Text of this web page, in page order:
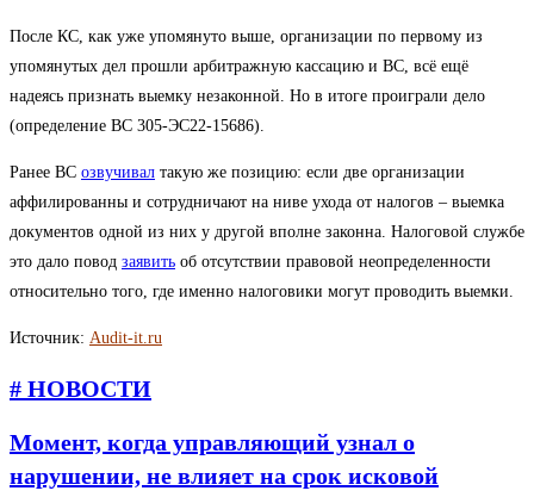
После КС, как уже упомянуто выше, организации по первому из
упомянутых дел прошли арбитражную кассацию и ВС, всё ещё
надеясь признать выемку незаконной. Но в итоге проиграли дело
(определение ВС 305-ЭС22-15686).
Ранее ВС озвучивал такую же позицию: если две организации
аффилированны и сотрудничают на ниве ухода от налогов – выемка
документов одной из них у другой вполне законна. Налоговой службе
это дало повод заявить об отсутствии правовой неопределенности
относительно того, где именно налоговики могут проводить выемки.
Источник: Audit-it.ru
# НОВОСТИ
Момент, когда управляющий узнал о
нарушении, не влияет на срок исковой